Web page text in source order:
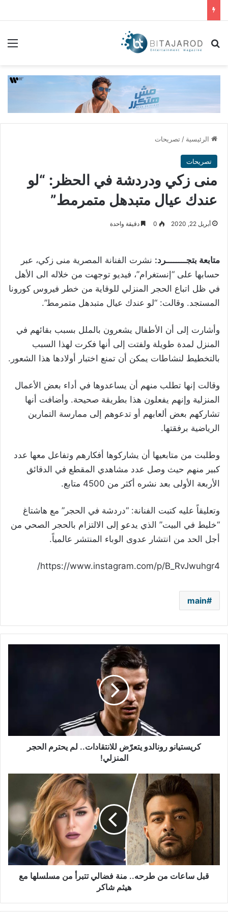
بحث عن
الرئيسية / تصريحات
تصريحات
منى زكي ودردشة في الحظر: “لو
عندك عيال متبدهل متمرمط”
أبريل 22, 2020 0 دقيقة واحدة
متابعة بتجــــــــرد: نشرت الفنانة المصرية منى زكي، عبر
حسابها على “إنستغرام”، فيديو توجهت من خلاله الى الأهل
في ظل اتباع الحجر المنزلي للوقاية من خطر فيروس كورونا
المستجد. وقالت: “لو عندك عيال متبدهل متمرمط”.
وأشارت إلى أن الأطفال يشعرون بالملل بسبب بقائهم في
المنزل لمدة طويلة ولفتت إلى أنها فكرت لهذا السبب
بالتخطيط لنشاطات يمكن أن تمنع اختبار أولادها هذا الشعور.
وقالت إنها تطلب منهم أن يساعدوها في أداء بعض الأعمال
المنزلية وإنهم يفعلون هذا بطريقة صحيحة. وأضافت أنها
تشاركهم بعض ألعابهم أو تدعوهم إلى ممارسة التمارين
الرياضية برفقتها.
وطلبت من متابعيها أن يشاركوها أفكارهم وتفاعل معها عدد
كبير منهم حيث وصل عدد مشاهدي المقطع في الدقائق
الأربعة الأولى بعد نشره أكثر من 4500 متابع.
وتعليقاً عليه كتبت الفنانة: “دردشة في الحجر” مع هاشتاغ
“خليط في البيت” الذي يدعو إلى الالتزام بالحجر الصحي من
أجل الحد من انتشار عدوى الوباء المنتشر عالمياً.
https://www.instagram.com/p/B_RvJwuhgr4/
main
كريستيانو رونالدو يتعرّض للانتقادات.. لم يحترم الحجر
المنزلي!
ساعات
فضالي
تتبرأ
مسلسلها
قبل ساعات من طرحه.. منة فضالي تتبرأ من مسلسلها مع
هيثم شاكر